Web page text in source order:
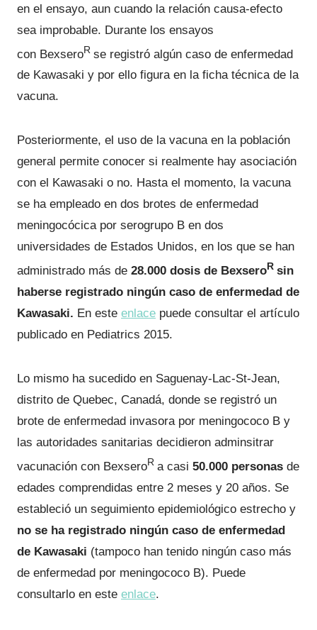
en el ensayo, aun cuando la relación causa-efecto
sea improbable. Durante los ensayos
con BexseroR se registró algún caso de enfermedad
de Kawasaki y por ello figura en la ficha técnica de la
vacuna.
Posteriormente, el uso de la vacuna en la población
general permite conocer si realmente hay asociación
con el Kawasaki o no. Hasta el momento, la vacuna
se ha empleado en dos brotes de enfermedad
meningocócica por serogrupo B en dos
universidades de Estados Unidos, en los que se han
administrado más de 28.000 dosis de BexseroR sin
haberse registrado ningún caso de enfermedad de
Kawasaki. En este enlace puede consultar el artículo
publicado en Pediatrics 2015.
Lo mismo ha sucedido en Saguenay-Lac-St-Jean,
distrito de Quebec, Canadá, donde se registró un
brote de enfermedad invasora por meningococo B y
las autoridades sanitarias decidieron adminsitrar
vacunación con BexseroR a casi 50.000 personas de
edades comprendidas entre 2 meses y 20 años. Se
estableció un seguimiento epidemiológico estrecho y
no se ha registrado ningún caso de enfermedad
de Kawasaki (tampoco han tenido ningún caso más
de enfermedad por meningococo B). Puede
consultarlo en este enlace.